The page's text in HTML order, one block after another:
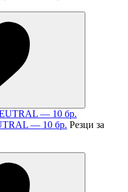
— 10 бр. Резци за